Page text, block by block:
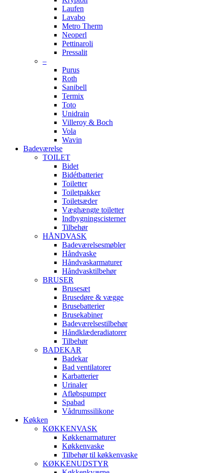
Laufen
Lavabo
Metro Therm
Neoperl
Pettinaroli
Pressalit
–
Purus
Roth
Sanibell
Termix
Toto
Unidrain
Villeroy & Boch
Vola
Wavin
Badeværelse
TOILET
Bidet
Bidétbatterier
Toiletter
Toiletpakker
Toiletsæder
Væghængte toiletter
Indbygningscisterner
Tilbehør
HÅNDVASK
Badeværelsesmøbler
Håndvaske
Håndvaskarmaturer
Håndvasktilbehør
BRUSER
Brusesæt
Brusedøre & vægge
Brusebatterier
Brusekabiner
Badeværelsestilbehør
Håndklæderadiatorer
Tilbehør
BADEKAR
Badekar
Bad ventilatorer
Karbatterier
Urinaler
Afløbspumper
Spabad
Vådrumssilikone
Køkken
KØKKENVASK
Køkkenarmaturer
Køkkenvaske
Tilbehør til køkkenvaske
KØKKENUDSTYR